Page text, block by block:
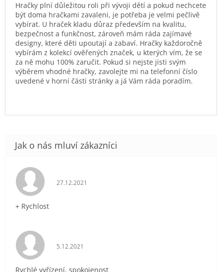
Hračky plní důležitou roli při vývoji dětí a pokud nechcete
být doma hračkami zavaleni, je potřeba je velmi pečlivě
vybírat. U hraček kladu důraz především na kvalitu,
bezpečnost a funkčnost, zároveň mám ráda zajímavé
designy, které děti upoutají a zabaví. Hračky každoročně
vybírám z kolekcí ověřených značek, u kterých vím, že se
za ně mohu 100% zaručit. Pokud si nejste jisti svým
výběrem vhodné hračky, zavolejte mi na telefonní číslo
uvedené v horní části stránky a já Vám ráda poradím.
Hodnocení obchodu je 5 z 5 hvězdiček.
27.12.2021
+ Rychlost
Hodnocení obchodu je 5 z 5 hvězdiček.
5.12.2021
Rychlé vyřízení, spokojenost